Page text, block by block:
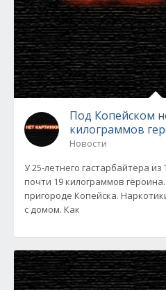
Под Копейском
килограммов
Новости
У 25-летнего гастарбайтера
почти 19 килограммов
пригороде Копейска.
с домом. Как